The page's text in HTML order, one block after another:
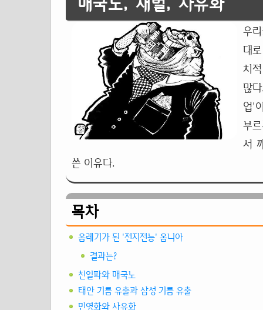
우
대
치
많
업'
부
서
쓴 이유다.
목차
옴레기가 된 '전지전능' 옴니아
결과는?
친일파와 매국노
태안 기름 유출과 삼성 기름 유출
민영화와 사유화